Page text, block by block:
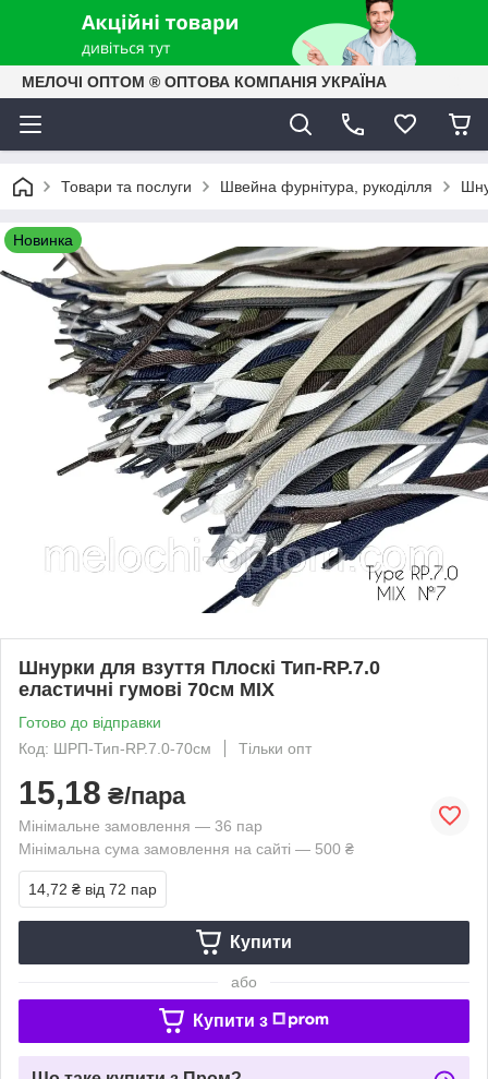
МЕЛОЧІ ОПТОМ ® ОПТОВА КОМПАНІЯ УКРАЇНА
Товари та послуги Швейна фурнітура, рукоділля
Новинка
Шнурки для взуття Плоскі Тип-RP.7.0
еластичні гумові 70см MIX
Готово до відправки
Код: ШРП-Тип-RP.7.0-70см
Тільки опт
15,18 ₴/пара
Мінімальне замовлення — 36 пар
Мінімальна сума замовлення на сайті — 500 ₴
14,72 ₴ від 72 пар
Купити
або
Купити з